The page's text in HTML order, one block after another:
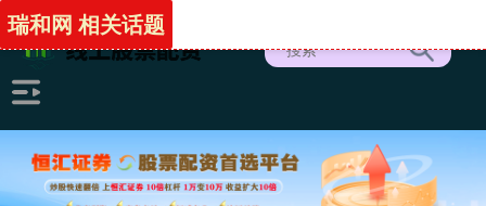
瑞和网 相关话题